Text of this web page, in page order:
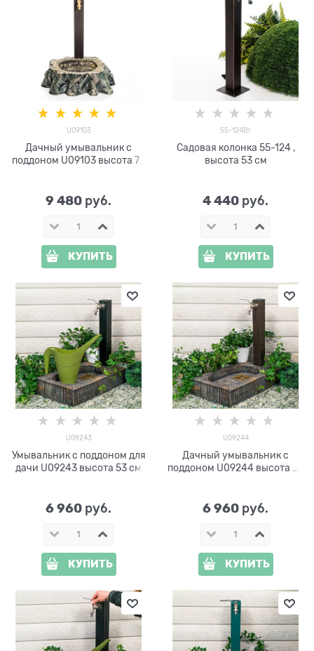
U09103
Дачный умывальник с
поддоном U09103 высота 79
9 480 руб.
КУПИТЬ
55-124Br
Садовая колонка 55-124 ,
высота 53 см
4 440 руб.
КУПИТЬ
U09243
Умывальник с поддоном для
дачи U09243 высота 53 см
6 960 руб.
КУПИТЬ
U09244
Дачный умывальник с
поддоном U09244 высота 53
6 960 руб.
КУПИТЬ